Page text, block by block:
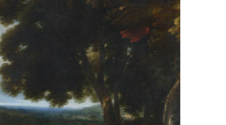
Jacques d’Arthois